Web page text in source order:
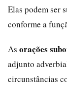
Elas podem ser
conforme a
As orações
adjunto
circunstâncias